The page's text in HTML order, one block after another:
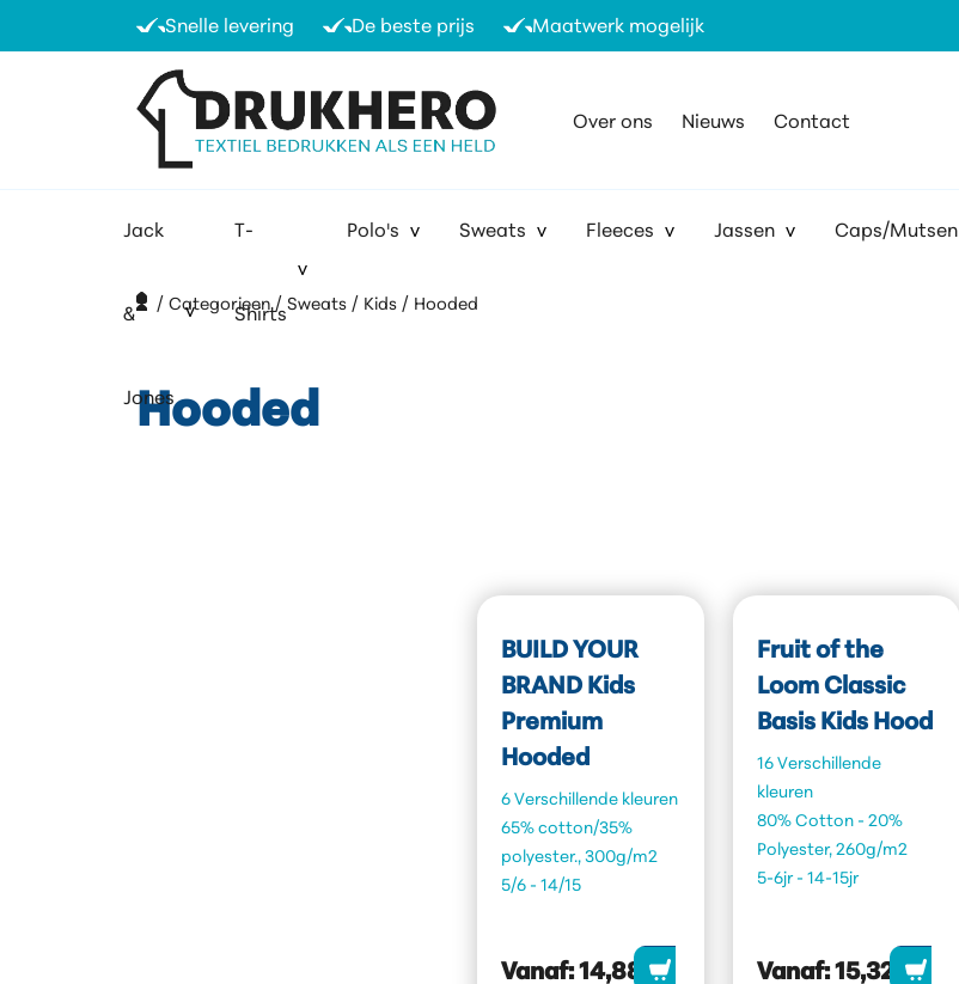
Snelle levering De beste prijs Maatwerk mogelijk
Over ons Nieuws Contact
Jack
&
Jones
T-
Shirts
Polo's Sweats Fleeces Jassen Caps/Mutsen
H Categorieen Sweats Kids Hooded
Hooded
BUILD YOUR
BRAND Kids
Premium
Hooded
6 Verschillende kleuren
65% cotton/35%
polyester., 300g/m2
5/6 - 14/15
Vanaf: 14,88
Fruit of the
Loom Classic
Basis Kids Hood
16 Verschillende
kleuren
80% Cotton - 20%
Polyester, 260g/m2
5-6jr - 14-15jr
Vanaf:15,32